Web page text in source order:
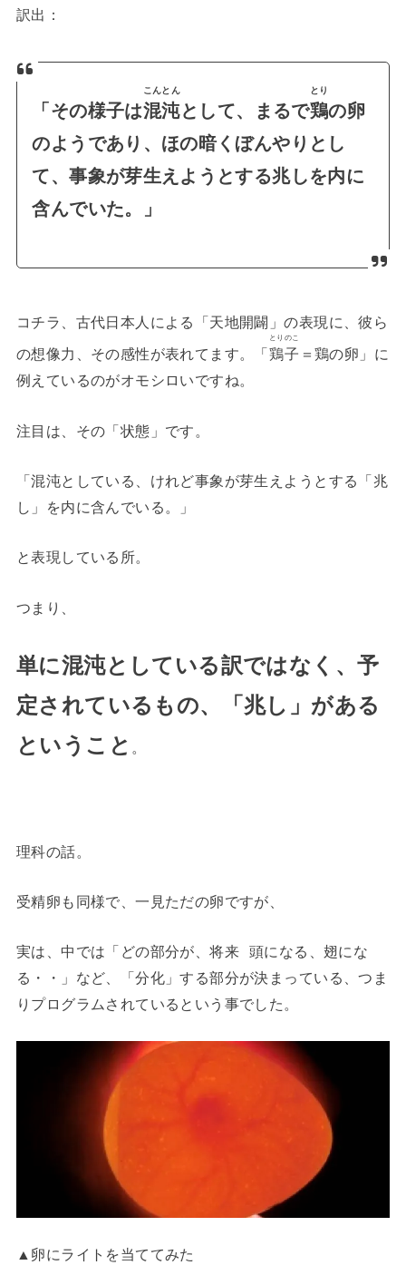
訳出：
「その様子は混沌
こんとん
として、まるで鶏
とり
の卵
のようであり、ほの暗くぼんやりとし
て、事象が芽生えようとする兆しを内に
含んでいた。」
コチラ、古代日本人による「天地開闢」の表現に、彼ら
の想像力、その感性が表れてます。「鶏子
とりのこ
＝鶏の卵」に
例えているのがオモシロいですね。
注目は、その「状態」です。
「混沌としている、けれど事象が芽生えようとする「兆
し」を内に含んでいる。」
と表現している所。
つまり、
単に混沌としている訳ではなく、予
定されているもの、「兆し」がある
ということ 。
理科の話。
受精卵も同様で、一見ただの卵ですが、
実は、中では「どの部分が、将来 頭になる、翅にな
る・・」など、「分化」する部分が決まっている、つま
りプログラムされているという事でした。
▲卵にライトを当ててみた